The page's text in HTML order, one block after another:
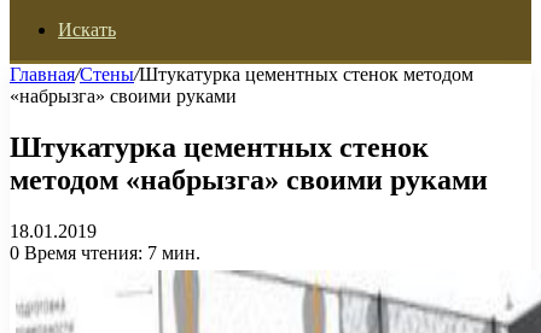
Искать
Главная/Стены/Штукатурка цементных стенок методом
«набрызга» своими руками
Штукатурка цементных стенок
методом «набрызга» своими руками
18.01.2019
0 Время чтения: 7 мин.